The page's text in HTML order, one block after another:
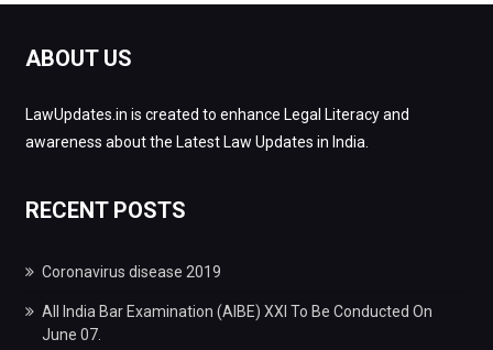
ABOUT US
LawUpdates.in is created to enhance Legal Literacy and
awareness about the Latest Law Updates in India.
RECENT POSTS
Coronavirus disease 2019
All India Bar Examination (AIBE) XXI To Be Conducted On
June 07.